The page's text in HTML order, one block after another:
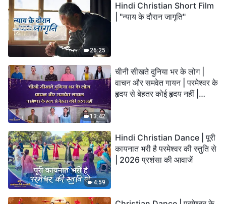
26:25
Hindi Christian Short Film
| "न्याय के दौरान जागृति"
13:42
चीनी सीखते दुनिया भर के लोग |
वाचन और समवेत गायन | परमेश्वर के
हृदय से बेहतर कोई हृदय नहीं |
4:59
Hindi Christian Dance | पूरी
कायनात भरी है परमेश्वर की स्तुति से
| 2026 प्रशंसा की आवाजें